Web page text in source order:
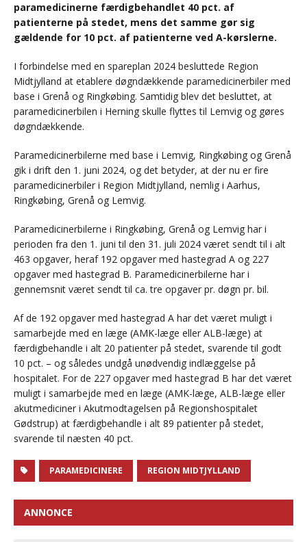
paramedicinerne færdigbehandlet 40 pct. af
patienterne på stedet, mens det samme gør sig
gældende for 10 pct. af patienterne ved A-kørslerne.
I forbindelse med en spareplan 2024 besluttede Region
Midtjylland at etablere døgndækkende paramedicinerbiler med
base i Grenå og Ringkøbing. Samtidig blev det besluttet, at
paramedicinerbilen i Herning skulle flyttes til Lemvig og gøres
døgndækkende.
Paramedicinerbilerne med base i Lemvig, Ringkøbing og Grenå
gik i drift den 1. juni 2024, og det betyder, at der nu er fire
paramedicinerbiler i Region Midtjylland, nemlig i Aarhus,
Ringkøbing, Grenå og Lemvig.
Paramedicinerbilerne i Ringkøbing, Grenå og Lemvig har i
perioden fra den 1. juni til den 31. juli 2024 været sendt til i alt
463 opgaver, heraf 192 opgaver med hastegrad A og 227
opgaver med hastegrad B. Paramedicinerbilerne har i
gennemsnit været sendt til ca. tre opgaver pr. døgn pr. bil.
Af de 192 opgaver med hastegrad A har det været muligt i
samarbejde med en læge (AMK-læge eller ALB-læge) at
færdigbehandle i alt 20 patienter på stedet, svarende til godt
10 pct. – og således undgå unødvendig indlæggelse på
hospitalet. For de 227 opgaver med hastegrad B har det været
muligt i samarbejde med en læge (AMK-læge, ALB-læge eller
akutmediciner i Akutmodtagelsen på Regionshospitalet
Gødstrup) at færdigbehandle i alt 89 patienter på stedet,
svarende til næsten 40 pct.
PARAMEDICINERE REGION MIDTJYLLAND
ANNONCE